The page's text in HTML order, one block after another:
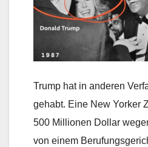
Trump hat in anderen
gehabt. Eine New Yorker
500 Millionen Dollar
von einem